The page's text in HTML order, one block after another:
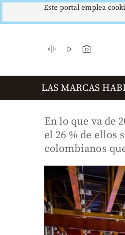
US$3342,60 COLCAP 1621,34
graphic_eq play_arrow photo_camera
LAS MARCAS
En lo que va de
el 26 % de ellos
colombianos
Este portal emplea